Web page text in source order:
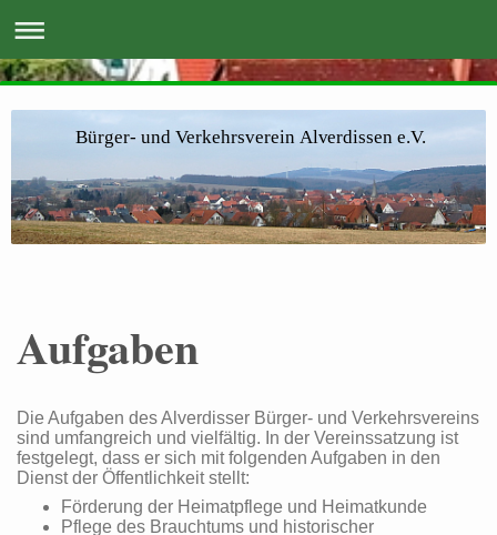
Bürger- und Verkehrsverein Alverdissen e.V.
Aufgaben
Die Aufgaben des Alverdisser Bürger- und Verkehrsvereins
sind umfangreich und vielfältig. In der Vereinssatzung ist
festgelegt, dass er sich mit folgenden Aufgaben in den
Dienst der Öffentlichkeit stellt:
Förderung der Heimatpflege und Heimatkunde
Pflege des Brauchtums und historischer